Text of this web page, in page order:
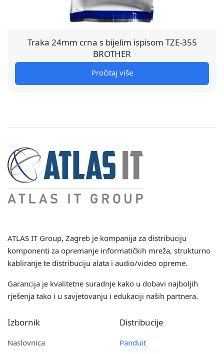
Traka 24mm crna s bijelim ispisom TZE-355
BROTHER
Pročitaj više
ATLAS IT Group, Zagreb je kompanija za distribuciju
komponenti za opremanje informatičkih mreža, strukturno
kabliranje te distribuciju alata i audio/video opreme.
Garancija je kvalitetne suradnje kako u dobavi najboljih
rješenja tako i u savjetovanju i edukaciji naših partnera.
Izbornik
Naslovnica
Distribucije
Panduit